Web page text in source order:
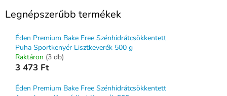
Legnépszerűbb termékek
Éden Premium Bake Free Szénhidrátcsökkentett
Puha Sportkenyér Lisztkeverék 500 g
Raktáron (3 db)
3 473 Ft
Éden Premium Bake Free Szénhidrátcsökkentett